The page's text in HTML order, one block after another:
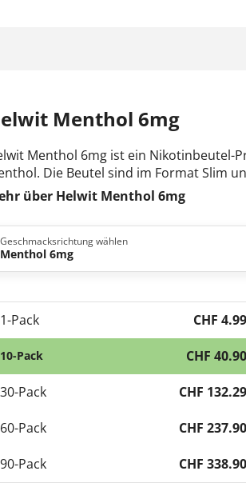
Menthol 6mg
Menthol 6mg ist ein Nikotinbeutel-
Die Beutel sind im Format Slim
über Helwit Menthol 6mg
Geschmacksrichtung wählen
Menthol 6mg
1-Pack CHF 4.99
10-Pack CHF 40.90
30-Pack CHF 132.29
60-Pack CHF 237.90
90-Pack CHF 338.90